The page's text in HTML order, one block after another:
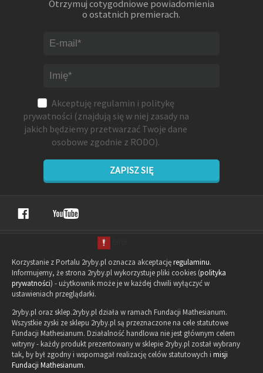
Otrzymuj cotygodniowe powiadomienia
o ostatnich premierach.
Akceptuję regulamin i politykę
prywatności (znajdują się w niej zasady na
jakich będziemy przetwarzać Twoje dane
osobowe zgodnie z RODO).
ZAPISZ SIĘ
Korzystanie z Portalu 2ryby.pl oznacza akceptacjęregulaminu.
Informujemy, że strona 2ryby.pl wykorzystuje pliki cookies (polityka
prywatności) - użytkownik może je w każdej chwili wyłączyć w
ustawieniach przeglądarki.
2ryby.pl oraz sklep.2ryby.pl działa w ramach Fundacji Mathesianum.
Wszystkie zyski ze sklepu 2ryby.pl są przeznaczone na cele statutowe
Fundacji Mathesianum. Działalność handlowa nie jest głównym celem
witryny - każdy produkt prezentowany w sklepie 2ryby.pl został wybrany
tak, by był zgodny i wspomagał realizację celów statutowych i misji
Fundacji Mathesianum.